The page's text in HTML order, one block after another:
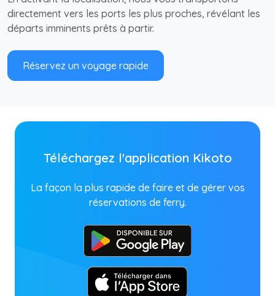
directement vers les ports les plus proches, révélant les
départs imminents prêts à partir.
Réservez un voyage rapide
Téléchargez l'application Kikoto
La façon la plus rapide de faire et de gérer vos
réservations de ferry.